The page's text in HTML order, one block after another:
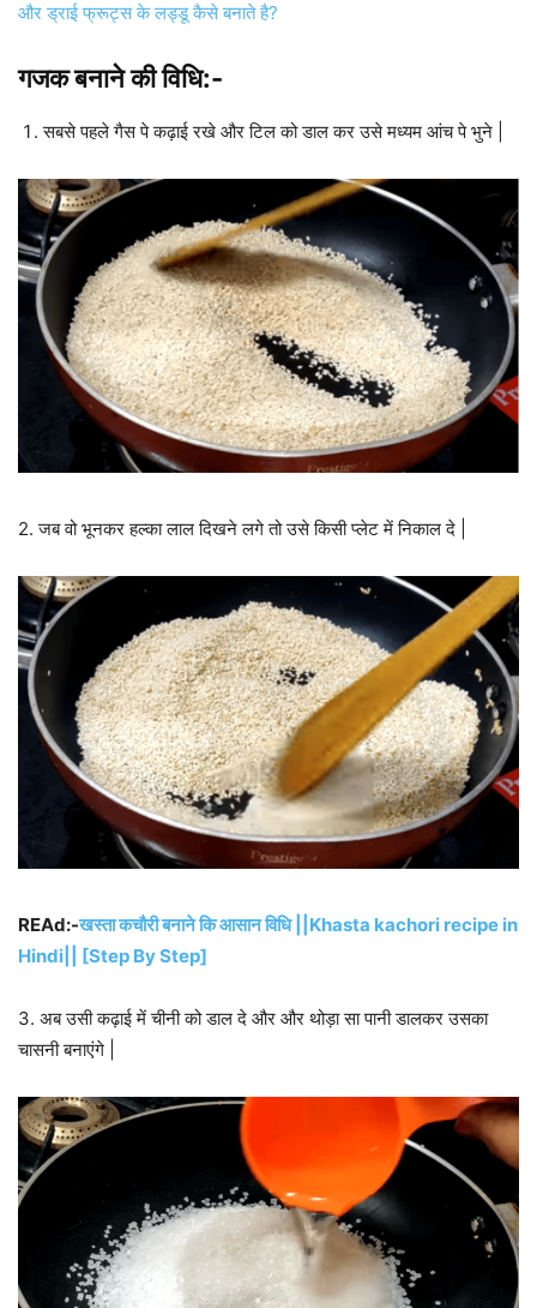
और ड्राई फ्रूट्स के लड्डू कैसे बनाते है?
गजक बनाने की विधि:-
सबसे पहले गैस पे कढ़ाई रखे और टिल को डाल कर उसे मध्यम आंच पे भुने |
2. जब वो भूनकर हल्का लाल दिखने लगे तो उसे किसी प्लेट में निकाल दे |
REAd:-खस्ता कचौरी बनाने कि आसान विधि ||Khasta kachori recipe in
Hindi|| [Step By Step]
3. अब उसी कढ़ाई में चीनी को डाल दे और और थोड़ा सा पानी डालकर उसका
चासनी बनाएंगे |